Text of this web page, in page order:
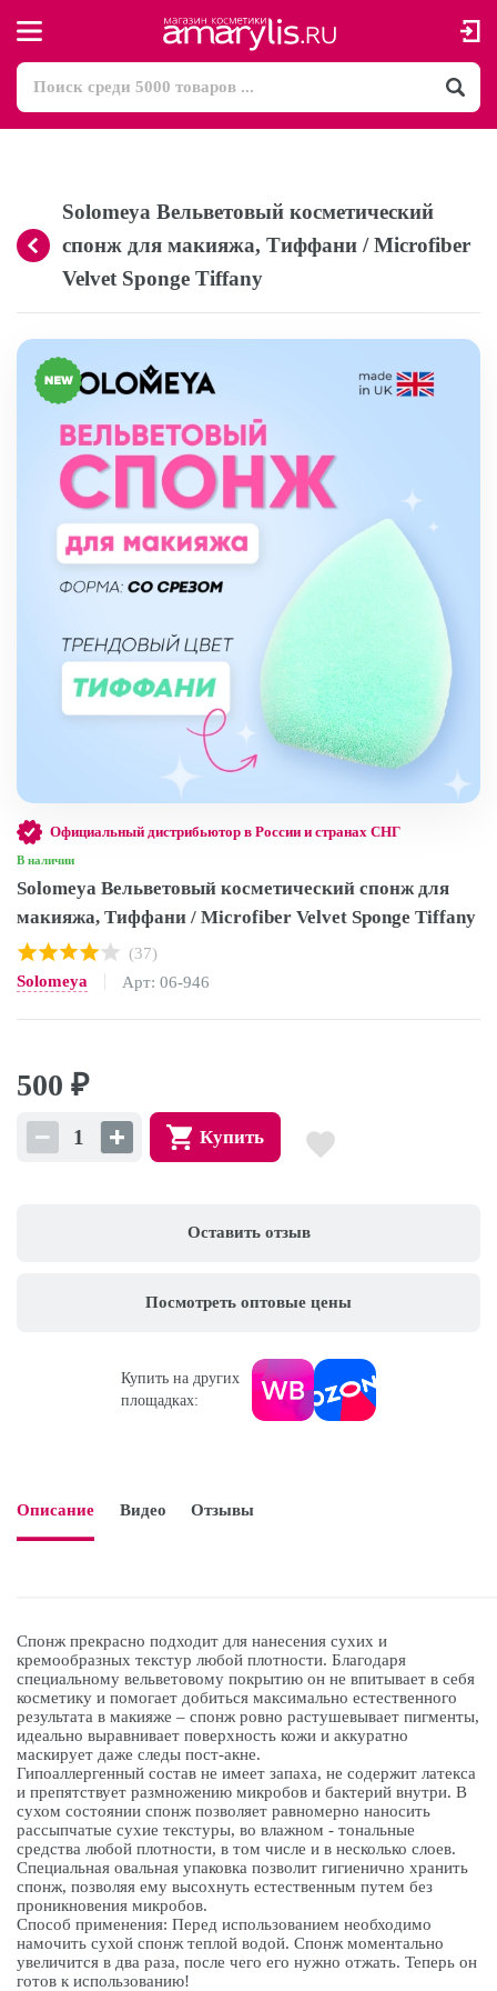
Solomeya Вельветовый косметический
спонж для макияжа, Тиффани / Microfiber
Velvet Sponge Tiffany
Оставить отзыв
Посмотреть оптовые цены
Купить на других
площадках:
Официальный дистрибьютор в России и странах СНГ
В наличии
Solomeya Вельветовый косметический спонж для
макияжа, Тиффани / Microfiber Velvet Sponge Tiffany
(37)
Solomeya
Арт: 06-946
500 ₽
Купить
Описание Видео Отзывы
Спонж прекрасно подходит для нанесения сухих и
кремообразных текстур любой плотности. Благодаря
специальному вельветовому покрытию он не впитывает в себя
косметику и помогает добиться максимально естественного
результата в макияже – спонж ровно растушевывает пигменты,
идеально выравнивает поверхность кожи и аккуратно
маскирует даже следы пост-акне.
Гипоаллергенный состав не имеет запаха, не содержит латекса
и препятствует размножению микробов и бактерий внутри. В
сухом состоянии спонж позволяет равномерно наносить
рассыпчатые сухие текстуры, во влажном - тональные
средства любой плотности, в том числе и в несколько слоев.
Специальная овальная упаковка позволит гигиенично хранить
спонж, позволяя ему высохнуть естественным путем без
проникновения микробов.
Способ применения: Перед использованием необходимо
намочить сухой спонж теплой водой. Спонж моментально
увеличится в два раза, после чего его нужно отжать. Теперь он
готов к использованию!